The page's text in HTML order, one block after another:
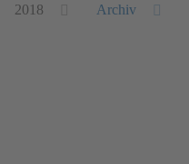
2018 Archiv